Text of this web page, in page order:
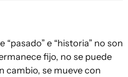
e “historia” no son
fijo, no se puede
cambio, se mueve con